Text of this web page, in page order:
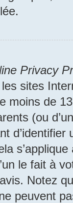
Privacy
sites
moins de
(ou
le fait à
Notez
peuvent